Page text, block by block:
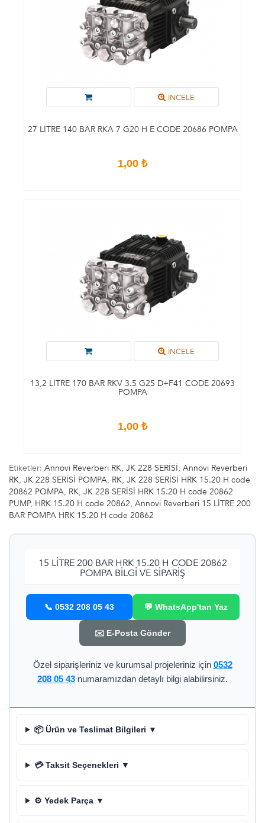
İNCELE
27 LITRE 140 BAR RKA 7 G20 H E CODE 20686 POMPA
1,00 ₺
İNCELE
13,2 LITRE 170 BAR RKV 3.5 G25 D+F41 CODE 20693
POMPA
1,00 ₺
Etiketler: Annovi Reverberi RK, JK 228 SERİSİ, Annovi Reverberi
RK, JK 228 SERİSİ POMPA, RK, JK 228 SERİSİ HRK 15.20 H code
20862 POMPA, RK, JK 228 SERİSİ HRK 15.20 H code 20862
PUMP, HRK 15.20 H code 20862, Annovi Reverberi 15 LİTRE 200
BAR POMPA HRK 15.20 H code 20862
15 LITRE 200 BAR HRK 15.20 H CODE 20862
POMPA BILGI VE SIPARIŞ
📞 0532 208 05 43 💬 WhatsApp'tan Yaz
✉️ E-Posta Gönder
Özel siparişleriniz ve kurumsal projeleriniz için 0532
208 05 43 numaramızdan detaylı bilgi alabilirsiniz.
📦 Ürün ve Teslimat Bilgileri ▼
💳 Taksit Seçenekleri ▼
⚙️ Yedek Parça ▼